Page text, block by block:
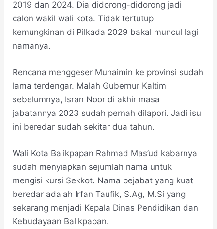
2019 dan 2024. Dia didorong-didorong jadi
calon wakil wali kota. Tidak tertutup
kemungkinan di Pilkada 2029 bakal muncul lagi
namanya.
Rencana menggeser Muhaimin ke provinsi sudah
lama terdengar. Malah Gubernur Kaltim
sebelumnya, Isran Noor di akhir masa
jabatannya 2023 sudah pernah dilapori. Jadi isu
ini beredar sudah sekitar dua tahun.
Wali Kota Balikpapan Rahmad Mas’ud kabarnya
sudah menyiapkan sejumlah nama untuk
mengisi kursi Sekkot. Nama pejabat yang kuat
beredar adalah Irfan Taufik, S.Ag, M.Si yang
sekarang menjadi Kepala Dinas Pendidikan dan
Kebudayaan Balikpapan.